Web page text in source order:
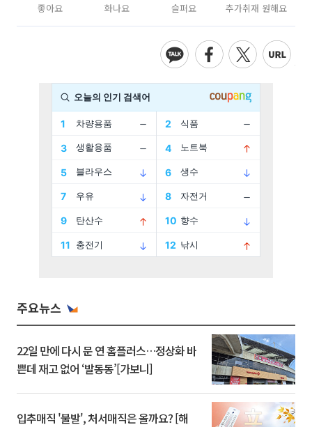
좋아요 화나요 슬퍼요 추가취재 원해요
주요뉴스
22일 만에 다시 문 연 홈플러스…정상화 바
쁜데 재고 없어 ‘발동동’[가보니]
입추매직 '불발', 처서매직은 올까요? [해